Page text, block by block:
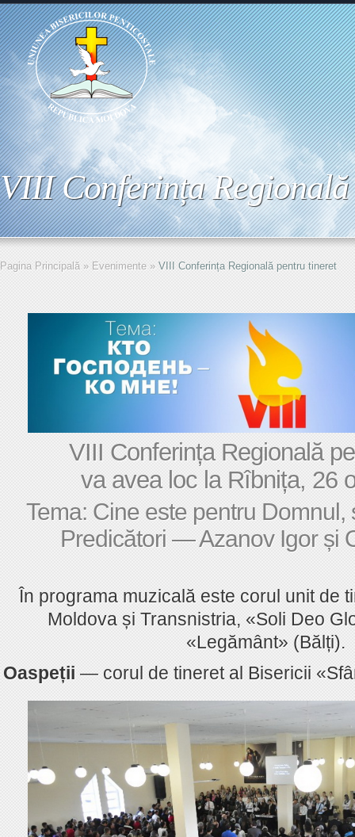
VIII Conferința
Pagina Principală » Evenimente » VIII Conferința Regională pentru tineret
VIII Conferința Regională
va avea loc la Rîbnița, 26
Tema: Cine este pentru Domnul,
Predicători — Azanov Igor și
În programa muzicală este corul unit de
Moldova și Transnistria, «Soli Deo
«Legământ» (Bălți).
Oaspeții — corul de tineret al Bisericii